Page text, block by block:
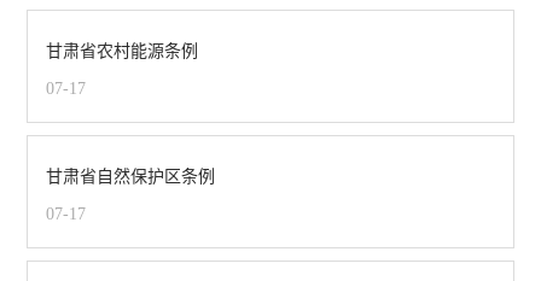
甘肃省农村能源条例
07-17
甘肃省自然保护区条例
07-17